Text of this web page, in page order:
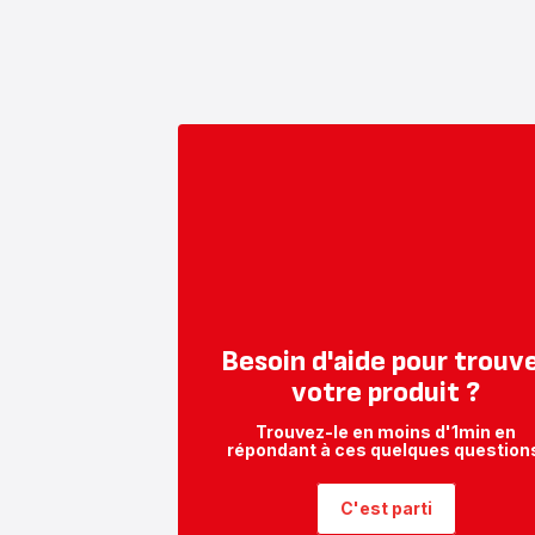
Besoin d'aide pour
votre produit ?
Trouvez-le en moins d'1min en
répondant à ces quelques
C'est parti